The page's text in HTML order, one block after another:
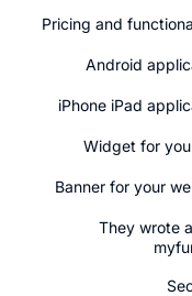
Pricing and
Android
iPhone iPad
Widget for
Banner for your
They wrote